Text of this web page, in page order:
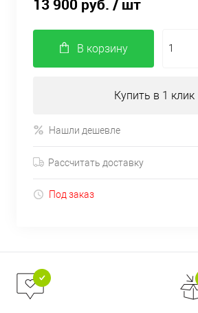
13 900 руб. / шт
В корзину
Купить в 1 клик
Нашли дешевле
Рассчитать доставку
Под заказ